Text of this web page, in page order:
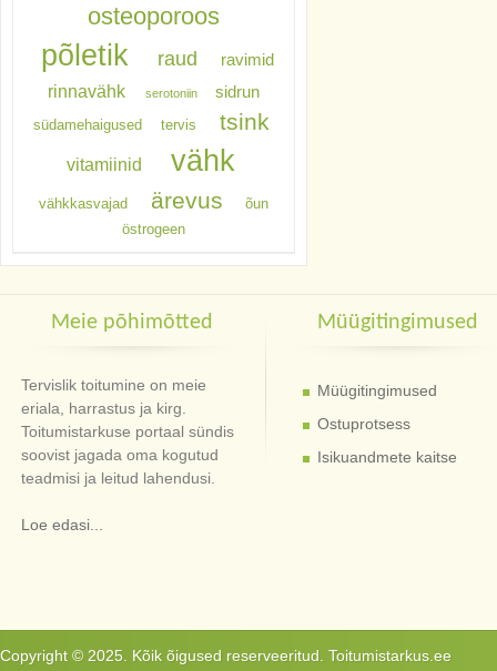
osteoporoos
põletik raud ravimid
rinnavähk serotoniin sidrun
südamehaigused tervis tsink
vitamiinid vähk
vähkkasvajad ärevus
õun
östrogeen
Meie põhimõtted
Tervislik toitumine on meie
eriala, harrastus ja kirg.
Toitumistarkuse portaal sündis
soovist jagada oma kogutud
teadmisi ja leitud lahendusi.
Loe edasi...
Müügitingimused
Müügitingimused
Ostuprotsess
Isikuandmete kaitse
Copyright © 2025. Kõik õigused reserveeritud. Toitumistarkus.ee